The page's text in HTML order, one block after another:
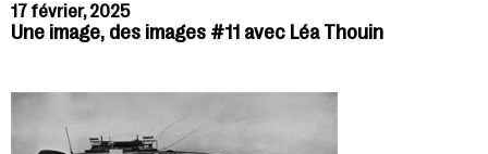
17 février, 2025
Une image, des images #11 avec Léa Thouin